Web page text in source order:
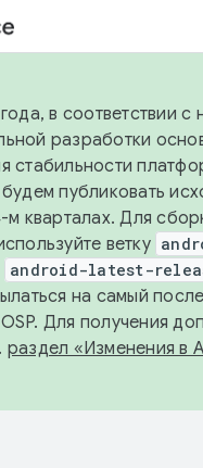
в соответствии с
разработки
стабильности
публиковать
кварталах. Для
ветку
android-latest-
на самый
Для получения
раздел «Изменения в